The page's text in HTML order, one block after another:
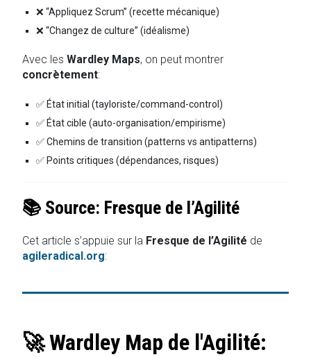
❌ “Appliquez Scrum” (recette mécanique)
❌ “Changez de culture” (idéalisme)
Avec les Wardley Maps, on peut montrer
concrètement:
✅ État initial (tayloriste/command-control)
✅ État cible (auto-organisation/empirisme)
✅ Chemins de transition (patterns vs antipatterns)
✅ Points critiques (dépendances, risques)
📚 Source: Fresque de l’Agilité
Cet article s’appuie sur la Fresque de l’Agilité de
agileradical.org:
🚀 Wardley Map de l'Agilité: